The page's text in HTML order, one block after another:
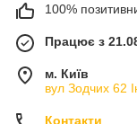
100%
Працює з
м. Київ
вул Зодчих 62
Контакти